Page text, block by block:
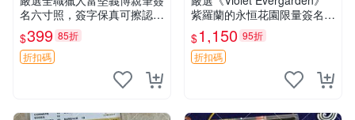
名六寸照，簽字保真可擦認，
全新收藏好物，限量發售 全
職獵人 富堅義博 簽名照片
$399 85折
折扣碼
紫羅蘭的永恒花園限量簽名
卡，3寸帶原裝卡磚 日本中古
收藏推薦 薇爾莉特 曜佳奈 筆
記本
$1,150 95折
折扣碼